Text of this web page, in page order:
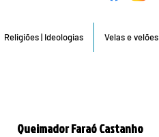
Religiões | Ideologias Velas e velões
Queimador Faraó Castanho